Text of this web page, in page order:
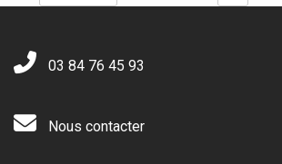
03 84 76 45 93
Nous contacter